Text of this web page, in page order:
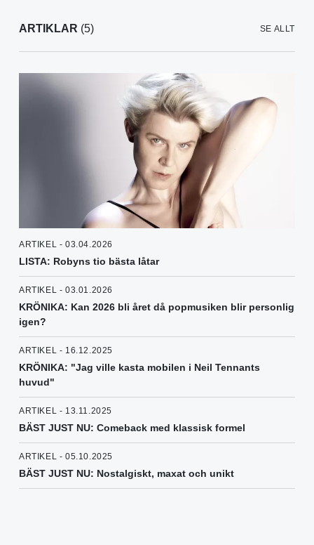
ARTIKLAR (5) SE ALLT
ARTIKEL - 03.04.2026
LISTA: Robyns tio bästa låtar
ARTIKEL - 03.01.2026
KRÖNIKA: Kan 2026 bli året då popmusiken blir personlig
igen?
ARTIKEL - 16.12.2025
KRÖNIKA: "Jag ville kasta mobilen i Neil Tennants
huvud"
ARTIKEL - 13.11.2025
BÄST JUST NU: Comeback med klassisk formel
ARTIKEL - 05.10.2025
BÄST JUST NU: Nostalgiskt, maxat och unikt